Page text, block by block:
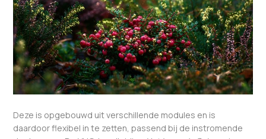
Deze is opgebouwd uit verschillende modules en is
daardoor flexibel in te zetten, passend bij de instromende